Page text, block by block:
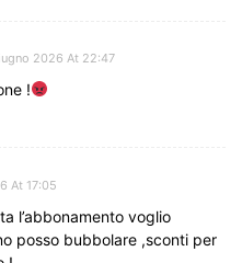
2026 At 22:47
!
At 17:05
l’abbonamento voglio
posso bubbolare ,sconti per